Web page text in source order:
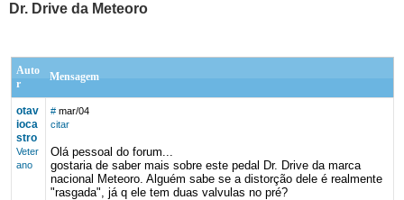
Dr. Drive da Meteoro
Auto
r
Mensagem
otav
ioca
stro
Veter
ano
# mar/04
citar
Olá pessoal do forum...
gostaria de saber mais sobre este pedal Dr. Drive da marca
nacional Meteoro. Alguém sabe se a distorção dele é realmente
"rasgada", já q ele tem duas valvulas no pré?